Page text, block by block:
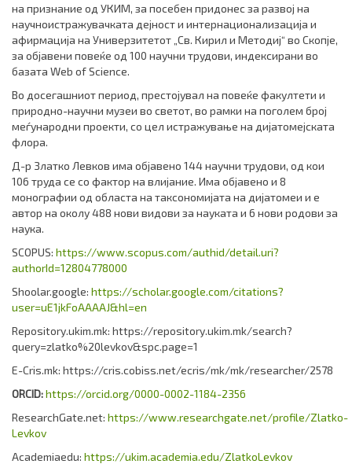
на признание од УКИМ, за посебен придонес за развој на
научноистражувачката дејност и интернационализација и
афирмација на Универзитетот „Св. Кирил и Методиј“ во Скопје,
за објавени повеќе од 100 научни трудови, индексирани во
базата Web of Science.
Во досегашниот период, престојувал на повеќе факултети и
природно-научни музеи во светот, во рамки на поголем број
меѓународни проекти, со цел истражување на дијатомејската
флора.
Д-р Златко Левков има објавено 144 научни трудови, од кои
106 труда се со фактор на влијание. Има објавено и 8
монографии од областа на таксономијата на дијатомеи и е
автор на околу 488 нови видови за науката и 6 нови родови за
наука.
SCOPUS: https://www.scopus.com/authid/detail.uri?
authorId=12804778000
Shoolar.google: https://scholar.google.com/citations?
user=uE1jkFoAAAAJ&hl=en
Repository.ukim.mk: https://repository.ukim.mk/search?
query=zlatko%20levkov&spc.page=1
E-Cris.mk: https://cris.cobiss.net/ecris/mk/mk/researcher/2578
ORCID:https://orcid.org/0000-0002-1184-2356
ResearchGate.net: https://www.researchgate.net/profile/Zlatko-
Levkov
Academiaedu: https://ukim.academia.edu/ZlatkoLevkov